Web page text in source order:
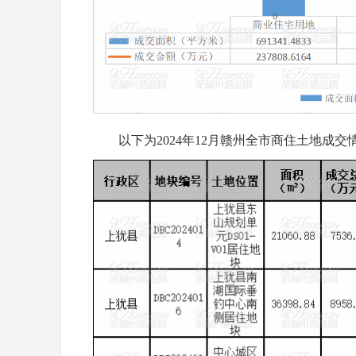
以下为2024年12月赣州全市商住土地成交